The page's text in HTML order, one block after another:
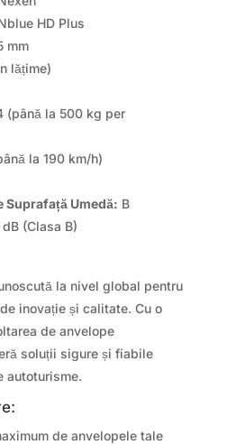
HD Plus
mm
lățime)
(până la 500 kg per
la 190 km/h)
Suprafață Umedă: B
(Clasa B)
la nivel global pentru
inovație și calitate. Cu o
de anvelope
soluții sigure și fiabile
autoturisme.
de anvelopele tale